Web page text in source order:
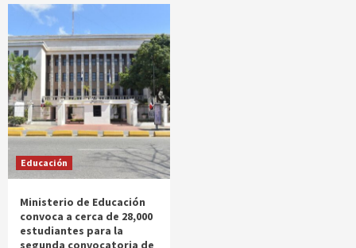
Educación
Ministerio de Educación
convoca a cerca de 28,000
estudiantes para la
segunda convocatoria de